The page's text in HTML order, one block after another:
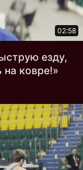
02:58
езду,
на ковре!»